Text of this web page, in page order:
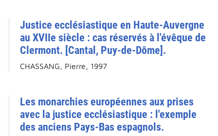
Justice ecclésiastique en Haute-Auvergne
au XVIIe siècle : cas réservés à l'évêque de
Clermont. [Cantal, Puy-de-Dôme].
CHASSANG, Pierre, 1997
Les monarchies européennes aux prises
avec la justice ecclésiastique : l'exemple
des anciens Pays-Bas espagnols.